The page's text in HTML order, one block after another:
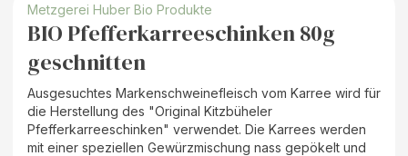
Metzgerei Huber Bio Produkte
BIO Pfefferkarreeschinken 80g
geschnitten
Ausgesuchtes Markenschweinefleisch vom Karree wird für
die Herstellung des "Original Kitzbüheler
Pfefferkarreeschinken" verwendet. Die Karrees werden
mit einer speziellen Gewürzmischung nass gepökelt und